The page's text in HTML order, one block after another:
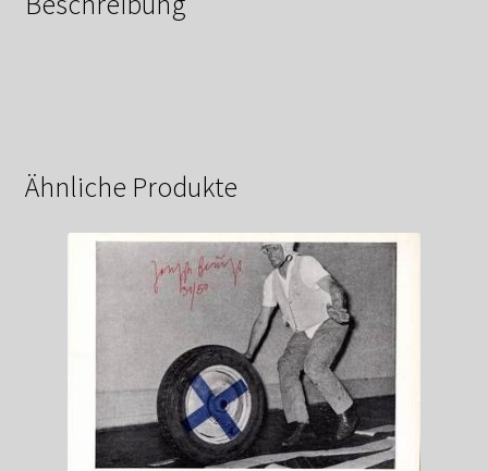
Ähnliche Produkte